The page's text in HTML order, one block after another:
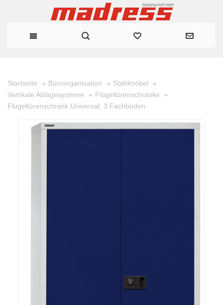
Startseite Büroorganisation
Stahlmöbel
Vertikale Ablagesysteme
Flügeltürenschränke
Flügeltürenschrank Universal, 3 Fachböden